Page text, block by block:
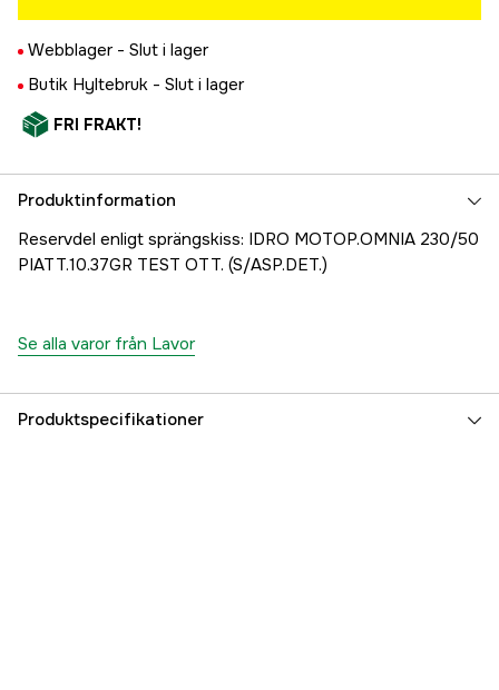
Webblager - Slut i lager
Butik Hyltebruk - Slut i lager
FRI FRAKT!
Produktinformation
Reservdel enligt sprängskiss: IDRO MOTOP.OMNIA 230/50
PIATT.10.37GR TEST OTT. (S/ASP.DET.)
Se alla varor från Lavor
Produktspecifikationer